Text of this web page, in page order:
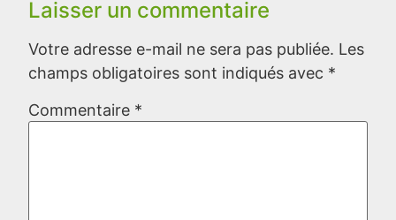
Laisser un commentaire
Votre adresse e-mail ne sera pas publiée. Les
champs obligatoires sont indiqués avec *
Commentaire *